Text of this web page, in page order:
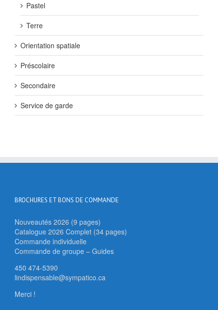
Pastel
Terre
Orientation spatiale
Préscolaire
Secondaire
Service de garde
BROCHURES ET BONS DE COMMANDE
Nouveautés 2026 (9 pages)
Catalogue 2026 Complet (34 pages)
Commande individuelle
Commande de groupe – Guides
450 474-5390
lindispensable@sympatico.ca
Merci !